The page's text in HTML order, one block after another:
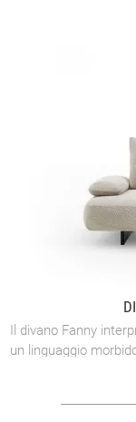
Il divano Fanny
un linguaggio